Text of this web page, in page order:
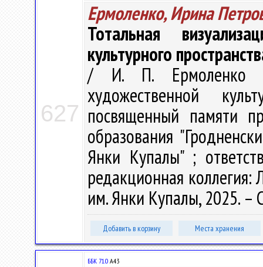
627
Ермоленко, Ирина
Тотальная
культурного
/ И. П. Ермоленко //
художественной
посвященный памяти
образования
Янки Купалы" ;
редакционная коллегия:
им. Янки Купалы, 2025. –
Добавить в корзину Места хранения
ББК 71.0 А43